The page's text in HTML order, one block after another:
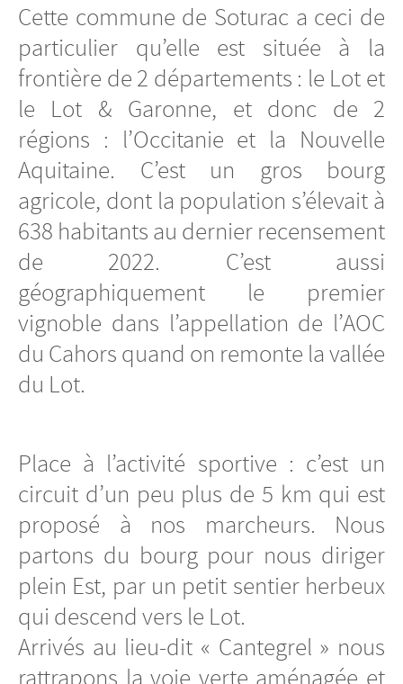
Cette commune de Soturac a ceci de
particulier qu’elle est située à la
frontière de 2 départements : le Lot et
le Lot & Garonne, et donc de 2
régions : l’Occitanie et la Nouvelle
Aquitaine. C’est un gros bourg
agricole, dont la population s’élevait à
638 habitants au dernier recensement
de 2022. C’est aussi
géographiquement le premier
vignoble dans l’appellation de l’AOC
du Cahors quand on remonte la vallée
du Lot.
Place à l’activité sportive : c’est un
circuit d’un peu plus de 5 km qui est
proposé à nos marcheurs. Nous
partons du bourg pour nous diriger
plein Est, par un petit sentier herbeux
qui descend vers le Lot.
Arrivés au lieu-dit « Cantegrel » nous
rattrapons la voie verte aménagée et